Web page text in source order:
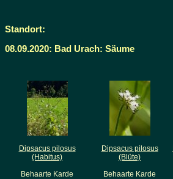
Standort:
08.09.2020: Bad Urach: Säume
Dipsacus pilosus
(Habitus)
Behaarte Karde
Dipsacus pilosus
(Blüte)
Behaarte Karde